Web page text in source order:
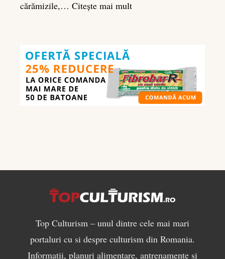
cărămizile,… Citește mai mult:
mănânci
pentru
masă
musculară
Top Culturism – unul dintre cele mai mari
portaluri cu si despre culturism din Romania.
Informatii, planuri alimentare, antrenamente si